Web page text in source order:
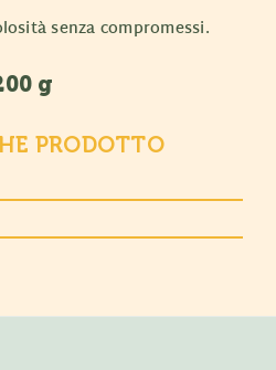
senza compromessi.
g
PRODOTTO